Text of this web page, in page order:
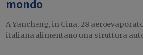
mondo
A Yancheng, in Cina, 28
italiana alimentano una struttura